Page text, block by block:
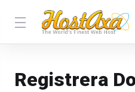
Registrera